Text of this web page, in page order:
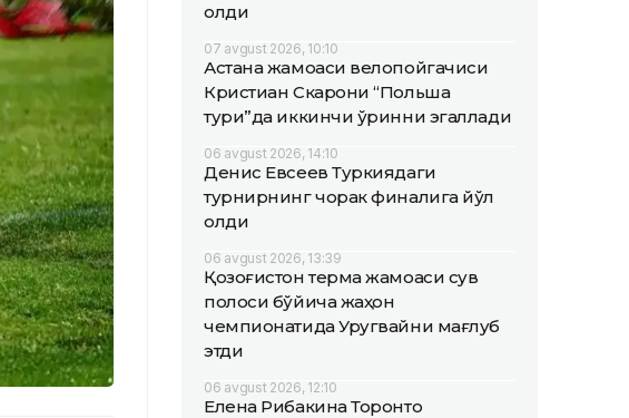
олди
07 avgust 2026, 10:10
Астана жамоаси велопойгачиси
Кристиан Скарони “Польша
тури”да иккинчи ўринни эгаллади
06 avgust 2026, 14:10
Денис Евсеев Туркиядаги
турнирнинг чорак финалига йўл
олди
06 avgust 2026, 13:39
Қозоғистон терма жамоаси сув
полоси бўйича жаҳон
чемпионатида Уругвайни мағлуб
этди
06 avgust 2026, 12:10
Елена Рибакина Торонто